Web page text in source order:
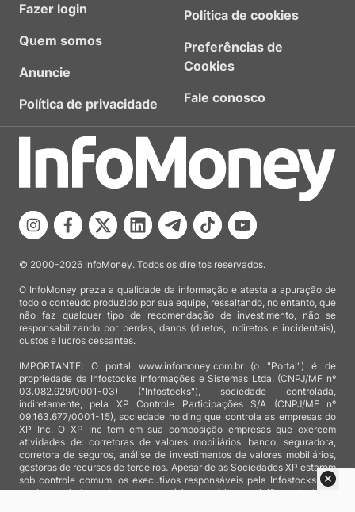
Fazer login
Quem somos
Anuncie
Política de privacidade
Política de cookies
Preferências de
Cookies
Fale conosco
© 2000-2026 InfoMoney. Todos os direitos reservados.
O InfoMoney preza a qualidade da informação e atesta a apuração de
todo o conteúdo produzido por sua equipe, ressaltando, no entanto, que
não faz qualquer tipo de recomendação de investimento, não se
responsabilizando por perdas, danos (diretos, indiretos e incidentais),
custos e lucros cessantes.
IMPORTANTE: O portal www.infomoney.com.br (o "Portal") é de
propriedade da Infostocks Informações e Sistemas Ltda. (CNPJ/MF nº
03.082.929/0001-03) ("Infostocks"), sociedade controlada,
indiretamente, pela XP Controle Participações S/A (CNPJ/MF nº
09.163.677/0001-15), sociedade holding que controla as empresas do
XP Inc. O XP Inc tem em sua composição empresas que exercem
atividades de: corretoras de valores mobiliários, banco, seguradora,
corretora de seguros, análise de investimentos de valores mobiliários,
gestoras de recursos de terceiros. Apesar de as Sociedades XP estarem
sob controle comum, os executivos responsáveis pela Infostocks são
totalmente independentes e as notícias, matérias e opiniões veiculadas